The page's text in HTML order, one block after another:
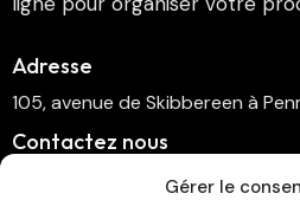
Gérer le
Adresse
105, avenue de Skibbereen à
Contactez nous
cinema.penmarch@orange.fr